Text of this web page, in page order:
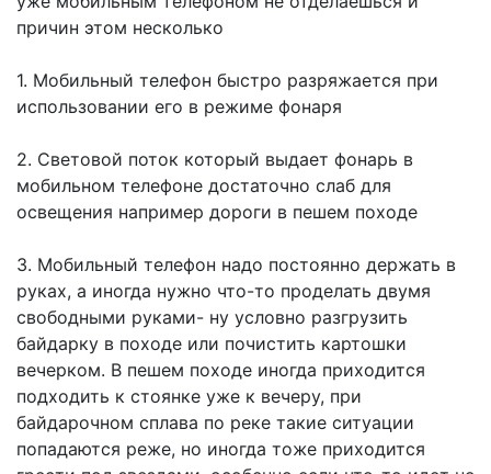
причин этом несколько
1. Мобильный телефон быстро разряжается при
использовании его в режиме фонаря
2. Световой поток который выдает фонарь в
мобильном телефоне достаточно слаб для
освещения например дороги в пешем походе
3. Мобильный телефон надо постоянно держать в
руках, а иногда нужно что-то проделать двумя
свободными руками- ну условно разгрузить
байдарку в походе или почистить картошки
вечерком. В пешем походе иногда приходится
подходить к стоянке уже к вечеру, при
байдарочном сплава по реке такие ситуации
попадаются реже, но иногда тоже приходится